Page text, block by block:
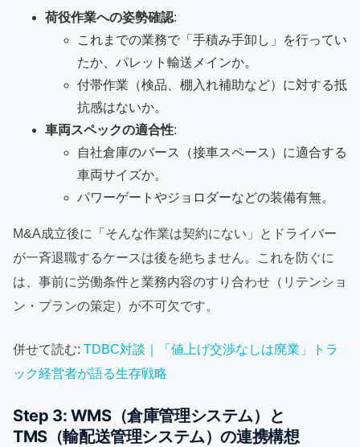
荷役作業への姿勢確認:
これまでの業務で「手積み手卸し」を行ってい
たか、パレット輸送メインか。
付帯作業（検品、棚入れ補助など）に対する抵
抗感はないか。
車両スペックの適合性:
自社倉庫のバース（接車スペース）に適合する
車両サイズか。
パワーゲートやジョロダーなどの装備有無。
M&A成立後に「そんな作業は契約にない」とドライバー
が一斉退職するケースは後を絶ちません。これを防ぐに
は、事前に労働条件と業務内容のすり合わせ（リテンショ
ン・プランの策定）が不可欠です。
併せて読む: TDBC対談｜「値上げ交渉なしは廃業」トラ
ック経営者が語る生存戦略
Step 3: WMS（倉庫管理システム）と
TMS（輸配送管理システム）の連携構想